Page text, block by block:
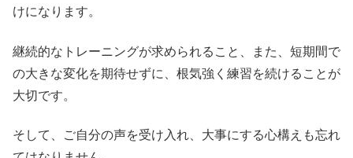
けになります。
継続的なトレーニングが求められること、また、短期間で
の大きな変化を期待せずに、根気強く練習を続けることが
大切です。
そして、ご自分の声を受け入れ、大事にする心構えも忘れ